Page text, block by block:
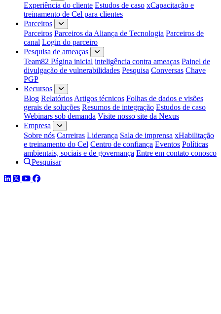
Experiência do cliente Estudos de caso xCapacitação e
treinamento de Cel para clientes
Parceiros
Parceiros Parceiros da Aliança de Tecnologia Parceiros de
canal Login do parceiro
Pesquisa de ameaças
Team82 Página inicial inteligência contra ameaças Painel de
divulgação de vulnerabilidades Pesquisa Conversas Chave
PGP
Recursos
Blog Relatórios Artigos técnicos Folhas de dados e visões
gerais de soluções Resumos de integração Estudos de caso
Webinars sob demanda Visite nosso site da Nexus
Empresa
Sobre nós Carreiras Liderança Sala de imprensa xHabilitação
e treinamento do Cel Centro de confiança Eventos Políticas
ambientais, sociais e de governança Entre em contato conosco
Pesquisar
LinkedIn
TwitterYouTube
Facebook